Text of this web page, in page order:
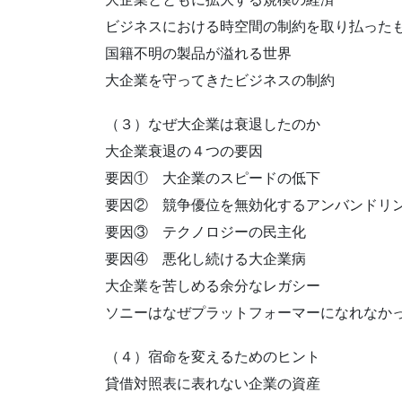
ビジネスにおける時空間の制約を取り払った
国籍不明の製品が溢れる世界
大企業を守ってきたビジネスの制約
（３）なぜ大企業は衰退したのか
大企業衰退の４つの要因
要因① 大企業のスピードの低下
要因② 競争優位を無効化するアンバンドリ
要因③ テクノロジーの民主化
要因④ 悪化し続ける大企業病
大企業を苦しめる余分なレガシー
ソニーはなぜプラットフォーマーになれなか
（４）宿命を変えるためのヒント
貸借対照表に表れない企業の資産